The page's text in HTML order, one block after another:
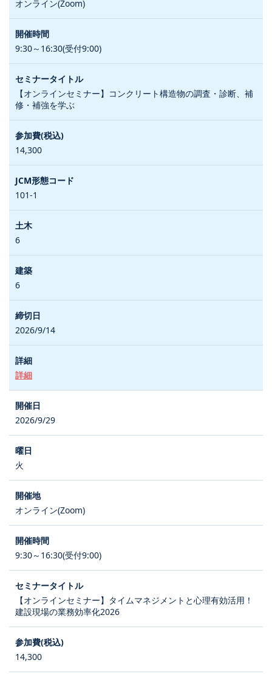
オンライン(Zoom)
9:30～16:30(受付9:00)
【オンラインセミナー】コンクリート構造物の調査・診断、補
修・補強を学ぶ
14,300
101-1
6
6
2026/9/14
詳細
2026/9/29
火
オンライン(Zoom)
9:30～16:30(受付9:00)
【オンラインセミナー】タイムマネジメントと心理有効活用！
建設現場の業務効率化2026
14,300